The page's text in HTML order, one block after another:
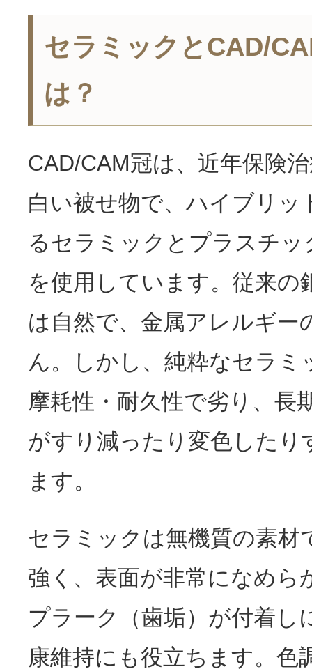
セラミックとCAD/
は？
CAD/CAM冠は、近年保険
白い被せ物で、ハイブリッ
るセラミックとプラスチッ
を使用しています。従来の
は自然で、金属アレルギー
ん。しかし、純粋なセラミ
摩耗性・耐久性で劣り、長
がすり減ったり変色したり
ます。
セラミックは無機質の素材
強く、表面が非常になめら
プラーク（歯垢）が付着し
康維持にも役立ちます。色